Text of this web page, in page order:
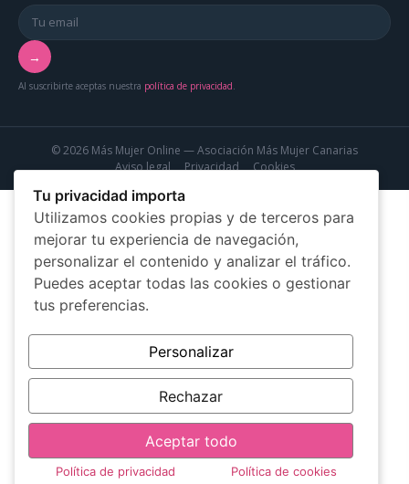
→
Al suscribirte aceptas nuestra política de privacidad.
© 2026 Más Mujer Online — Asociación Más Mujer Canarias
Aviso legal
Privacidad Cookies
Tu privacidad importa
Utilizamos cookies propias y de terceros para
mejorar tu experiencia de navegación,
personalizar el contenido y analizar el tráfico.
Puedes aceptar todas las cookies o gestionar
tus preferencias.
Personalizar
Rechazar
Aceptar todo
Política de privacidad Política de cookies